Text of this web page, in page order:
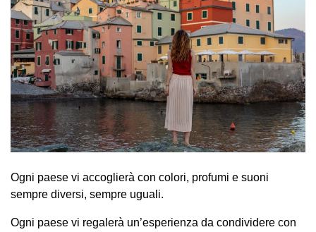
Ogni paese vi accoglierà con colori, profumi e suoni
sempre diversi, sempre uguali.
Ogni paese vi regalerà un’esperienza da condividere con